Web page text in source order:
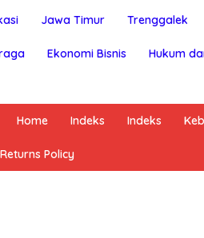
Jawa Timur Trenggalek
Ekonomi Bisnis Hukum
Home Indeks Indeks
Policy